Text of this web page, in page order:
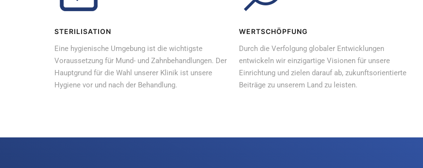
STERILISATION
Eine hygienische Umgebung ist die wichtigste
Voraussetzung für Mund- und Zahnbehandlungen. Der
Hauptgrund für die Wahl unserer Klinik ist unsere
Hygiene vor und nach der Behandlung.
WERTSCHÖPFUNG
Durch die Verfolgung globaler Entwicklungen
entwickeln wir einzigartige Visionen für unsere
Einrichtung und zielen darauf ab, zukunftsorientierte
Beiträge zu unserem Land zu leisten.